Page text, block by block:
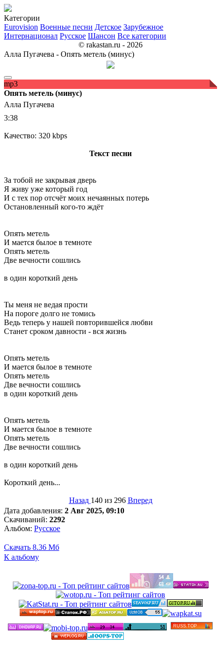
Категории
Eurovision Военные песни Детское Зарубежное
Интернационал Русское Шансон Все категории
© rakastan.ru - 2026
Алла Пугачева - Опять метель (минус)
mp3
Опять метель (минус)
Алла Пугачева
3:38
Качество: 320 kbps
Текст песни
За тобой не закрывая дверь
Я живу уже который год
И с тех пор отсчёт моих нечаянных потерь
Остановленный кого-то ждёт
Опять метель
И мается былое в темноте
Опять метель
Две вечности сошлись
в один короткий день
Ты меня не ведая прости
На пороге долго не томись
Ведь теперь у нашей повторившейся любви
Станет сроком давности - вся жизнь
Опять метель
И мается былое в темноте
Опять метель
Две вечности сошлись
в один короткий день
Опять метель
И мается былое в темноте
Опять метель
Две вечности сошлись
в один короткий день
Короткий день...
Назад 140 из 296 Вперед
Дата добавления: 2 Авг 2025, 09:10
Скачиваний: 2292
Альбом: Русское
Скачать 8.36 Мб
К альбому